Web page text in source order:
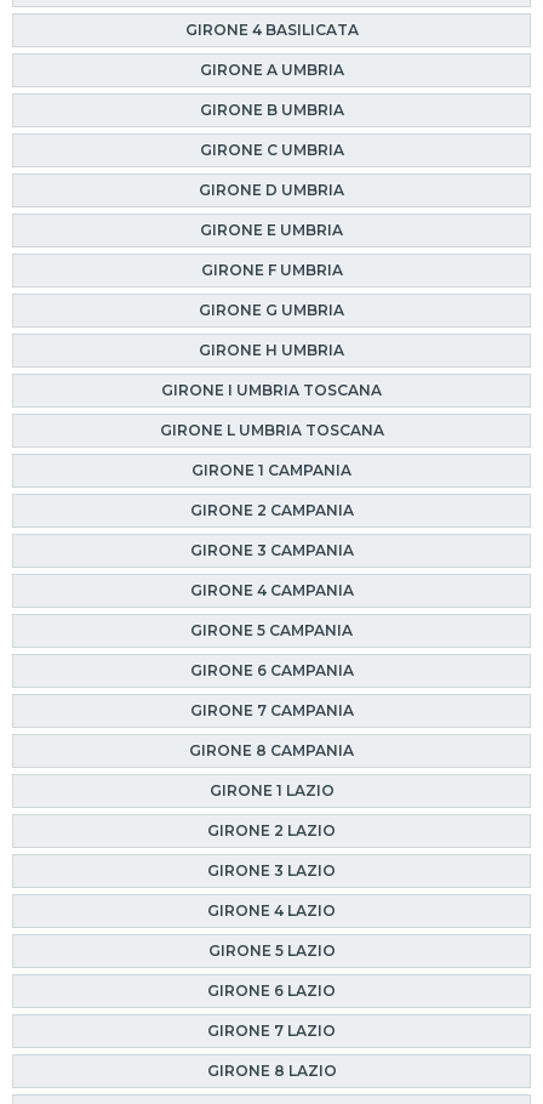
GIRONE 4 BASILICATA
GIRONE A UMBRIA
GIRONE B UMBRIA
GIRONE C UMBRIA
GIRONE D UMBRIA
GIRONE E UMBRIA
GIRONE F UMBRIA
GIRONE G UMBRIA
GIRONE H UMBRIA
GIRONE I UMBRIA TOSCANA
GIRONE L UMBRIA TOSCANA
GIRONE 1 CAMPANIA
GIRONE 2 CAMPANIA
GIRONE 3 CAMPANIA
GIRONE 4 CAMPANIA
GIRONE 5 CAMPANIA
GIRONE 6 CAMPANIA
GIRONE 7 CAMPANIA
GIRONE 8 CAMPANIA
GIRONE 1 LAZIO
GIRONE 2 LAZIO
GIRONE 3 LAZIO
GIRONE 4 LAZIO
GIRONE 5 LAZIO
GIRONE 6 LAZIO
GIRONE 7 LAZIO
GIRONE 8 LAZIO